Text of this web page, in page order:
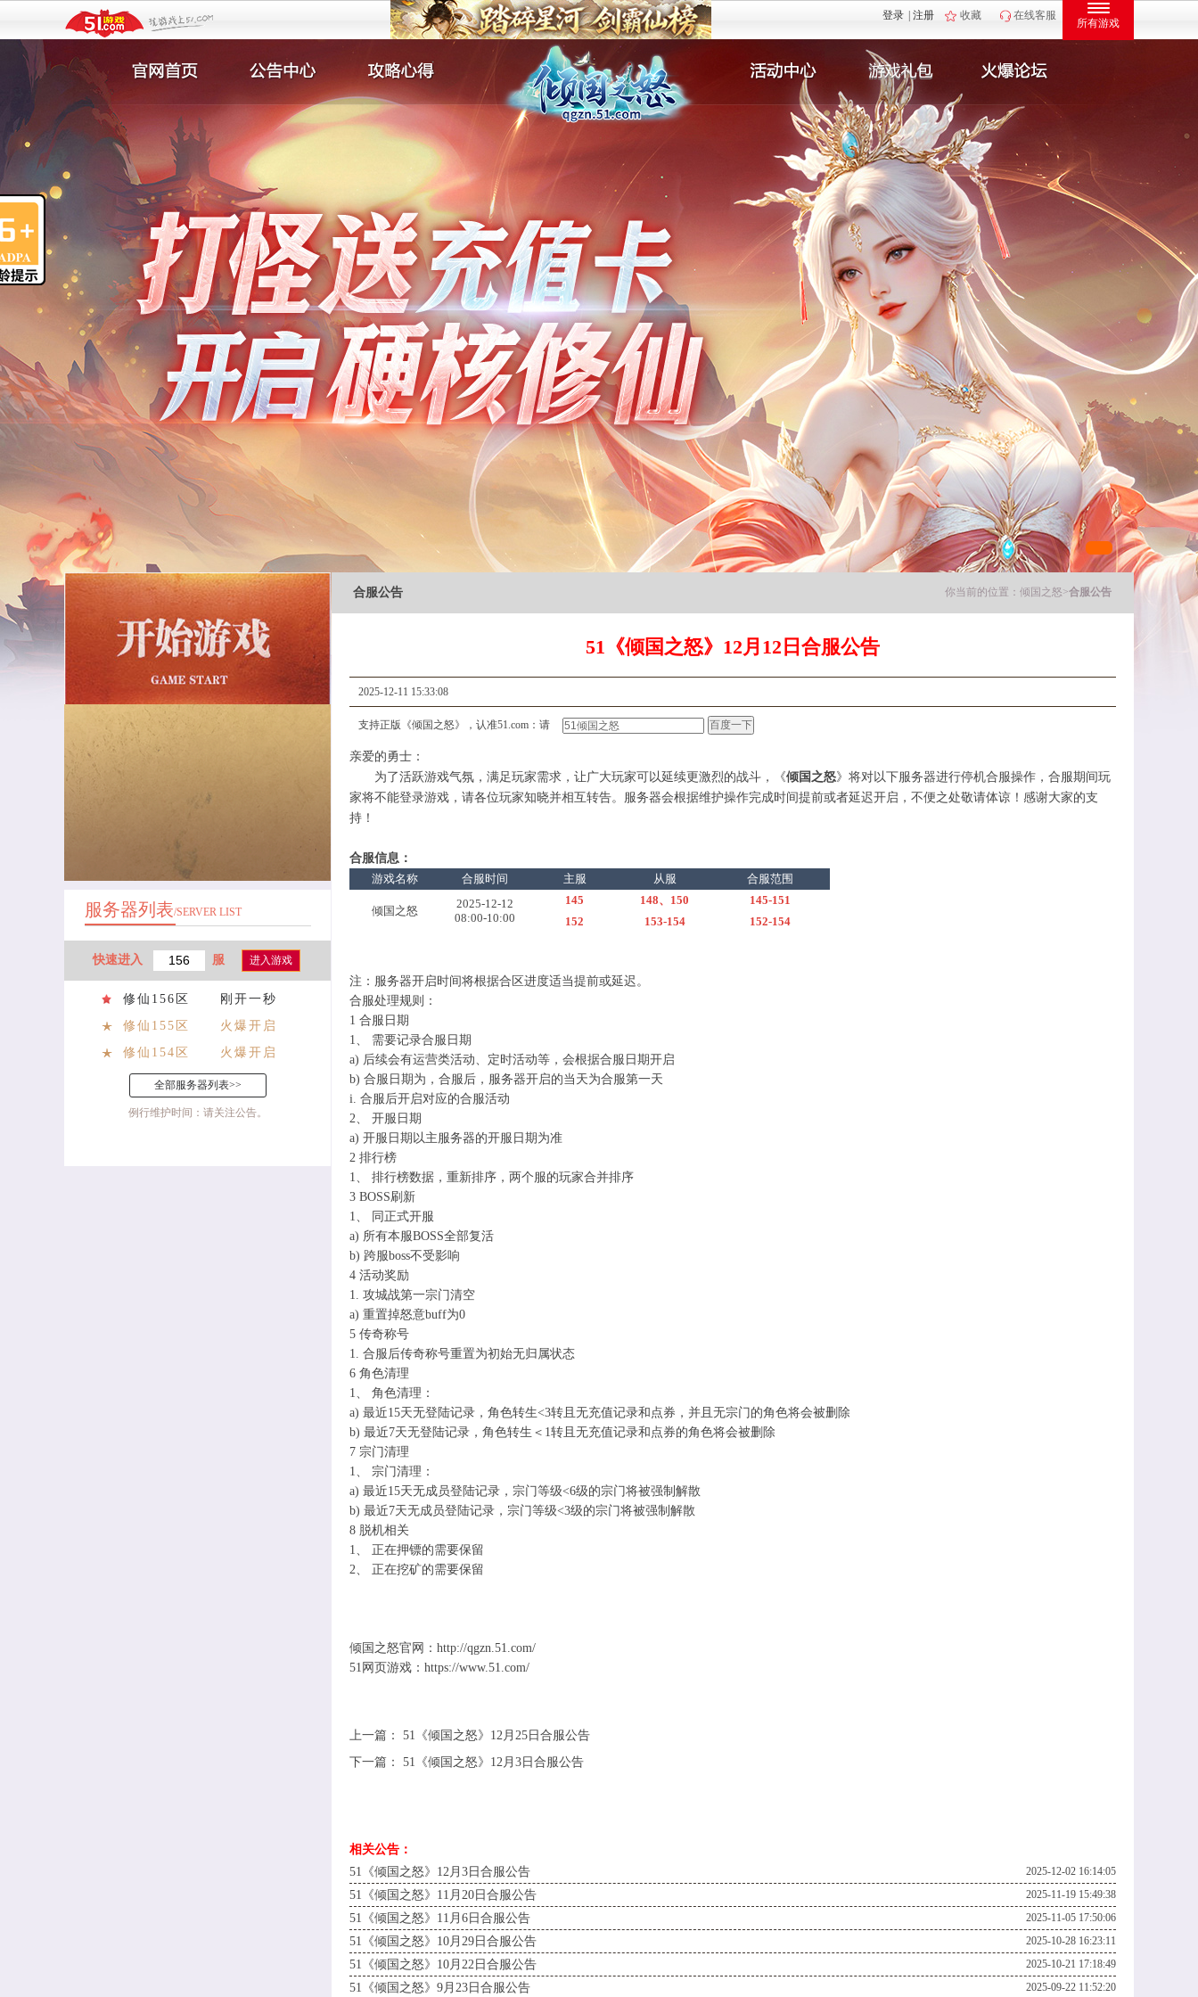
登录 注册 收藏 在线客服
所有游戏
你当前的位置： 倾国之怒>合服公告
合服公告
51《倾国之怒》12月12日合服公告
2025-12-11 15:33:08
支持正版《倾国之怒》，认准51.com：请
亲爱的勇士：
为了活跃游戏气氛，满足玩家需求，让广大玩家可以延续更激烈的战斗，《倾国之怒》将对以下服务器进行停机合服操作，合服期间玩
家将不能登录游戏，请各位玩家知晓并相互转告。服务器会根据维护操作完成时间提前或者延迟开启，不便之处敬请体谅！感谢大家的支
持！
合服信息：
游戏名称
合服时间 主服 从服 合服范围
倾国之怒
2025-12-12
08:00-10:00
145 148、150
145-151
152
153-154 152-154
注：服务器开启时间将根据合区进度适当提前或延迟。
合服处理规则：
1 合服日期
1、 需要记录合服日期
a) 后续会有运营类活动、定时活动等，会根据合服日期开启
b) 合服日期为，合服后，服务器开启的当天为合服第一天
i. 合服后开启对应的合服活动
2、 开服日期
a) 开服日期以主服务器的开服日期为准
2 排行榜
1、 排行榜数据，重新排序，两个服的玩家合并排序
3 BOSS刷新
1、 同正式开服
a) 所有本服BOSS全部复活
b) 跨服boss不受影响
4 活动奖励
1. 攻城战第一宗门清空
a) 重置掉怒意buff为0
5 传奇称号
1. 合服后传奇称号重置为初始无归属状态
6 角色清理
1、 角色清理：
a) 最近15天无登陆记录，角色转生<3转且无充值记录和点券，并且无宗门的角色将会被删除
b) 最近7天无登陆记录，角色转生＜1转且无充值记录和点券的角色将会被删除
7 宗门清理
1、 宗门清理：
a) 最近15天无成员登陆记录，宗门等级<6级的宗门将被强制解散
b) 最近7天无成员登陆记录，宗门等级<3级的宗门将被强制解散
8 脱机相关
1、 正在押镖的需要保留
2、 正在挖矿的需要保留
倾国之怒官网 ： http://qgzn.51.com/
51网页游戏： https://www.51.com/
上一篇： 51《倾国之怒》12月25日合服公告
下一篇： 51《倾国之怒》12月3日合服公告
相关公告：
51《倾国之怒》12月3日合服公告
2025-12-02 16:14:05
51《倾国之怒》11月20日合服公告 2025-11-19 15:49:38
51《倾国之怒》11月6日合服公告 2025-11-05 17:50:06
51《倾国之怒》10月29日合服公告 2025-10-28 16:23:11
51《倾国之怒》10月22日合服公告 2025-10-21 17:18:49
51《倾国之怒》9月23日合服公告 2025-09-22 11:52:20
服务器列表/SERVER LIST
快速进入 服 进入游戏
修仙156区
刚开一秒
修仙155区
火爆开启
修仙154区
火爆开启
全部服务器列表>>
例行维护时间：请关注公告。